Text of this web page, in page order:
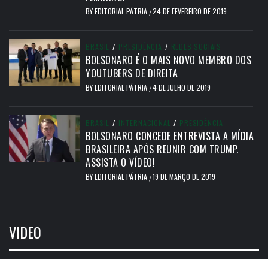
BYEDITORIAL PÁTRIA /24 DE FEVEREIRO DE 2019
BRASIL / PRESIDÊNCIA / REDES SOCIAIS
BOLSONARO É O MAIS NOVO MEMBRO DOS
YOUTUBERS DE DIREITA
BYEDITORIAL PÁTRIA /4 DE JULHO DE 2019
BRASIL / INTERNACIONAL / PRESIDÊNCIA
BOLSONARO CONCEDE ENTREVISTA A MÍDIA
BRASILEIRA APÓS REUNIR COM TRUMP.
ASSISTA O VÍDEO!
BYEDITORIAL PÁTRIA /19 DE MARÇO DE 2019
VIDEO